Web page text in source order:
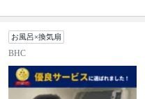
お風呂×換気扇
BHC